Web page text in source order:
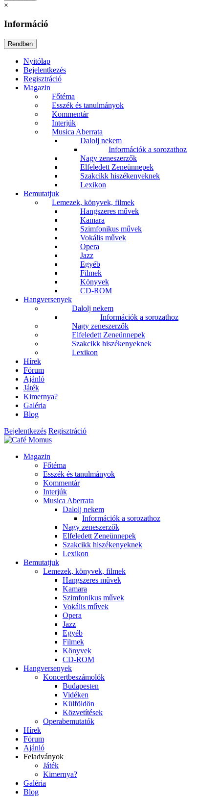
×
Információ
Nyitólap
Bejelentkezés
Regisztráció
Magazin
Főtéma
Esszék és tanulmányok
Kommentár
Interjúk
Musica Aberrata
Dalolj nekem
Információk a sorozathoz
Nagy zeneszerzők
Elfeledett Zeneünnepek
Szakcikk hiszékenyeknek
Lexikon
Bemutatjuk
Lemezek, könyvek, filmek
Hangszeres művek
Kamara
Szimfonikus művek
Vokális művek
Opera
Jazz
Egyéb
Filmek
Könyvek
CD-ROM
Hangversenyek
Dalolj nekem
Információk a sorozathoz
Nagy zeneszerzők
Elfeledett Zeneünnepek
Szakcikk hiszékenyeknek
Lexikon
Hírek
Fórum
Ajánló
Játék
Kimernya?
Galéria
Blog
Bejelentkezés Regisztráció
Magazin
Főtéma
Esszék és tanulmányok
Kommentár
Interjúk
Musica Aberrata
Dalolj nekem
Információk a sorozathoz
Nagy zeneszerzők
Elfeledett Zeneünnepek
Szakcikk hiszékenyeknek
Lexikon
Bemutatjuk
Lemezek, könyvek, filmek
Hangszeres művek
Kamara
Szimfonikus művek
Vokális művek
Opera
Jazz
Egyéb
Filmek
Könyvek
CD-ROM
Hangversenyek
Koncertbeszámolók
Budapesten
Vidéken
Külföldön
Közvetítések
Operabemutatók
Hírek
Fórum
Ajánló
Feladványok
Játék
Kimernya?
Galéria
Blog